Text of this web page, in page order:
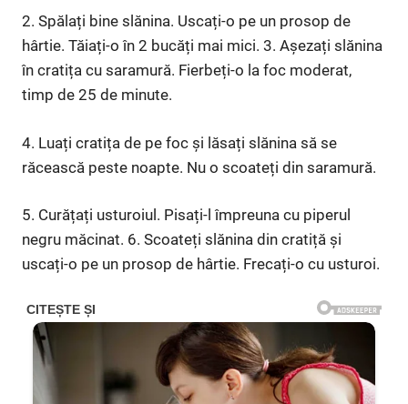
2. Spălați bine slănina. Uscați-o pe un prosop de
hârtie. Tăiați-o în 2 bucăți mai mici. 3. Așezați slănina
în cratița cu saramură. Fierbeți-o la foc moderat,
timp de 25 de minute.
4. Luați cratița de pe foc și lăsați slănina să se
răcească peste noapte. Nu o scoateți din saramură.
5. Curățați usturoiul. Pisați-l împreuna cu piperul
negru măcinat. 6. Scoateți slănina din cratiță și
uscați-o pe un prosop de hârtie. Frecați-o cu usturoi.